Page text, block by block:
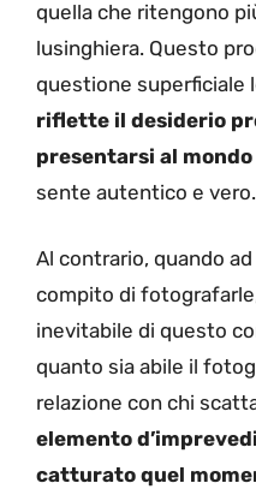
quella che ritengono
lusinghiera. Questo
questione superficiale
riflette il desiderio
presentarsi al
sente autentico e vero.
Al contrario, quando
compito di
inevitabile di questo
quanto sia abile il
relazione con chi
elemento
catturato quel